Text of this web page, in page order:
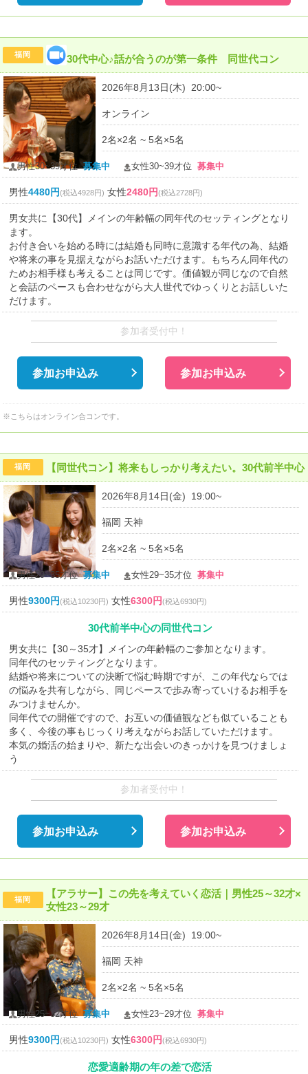
福岡 30代中心♪話が合うのが第一条件 同世代コン
2026年8月13日(木) 20:00~
オンライン
2名×2名 ~ 5名×5名
男性30~39才位募集中 女性30~39才位 募集中
男性4480円(税込4928円) 女性2480円(税込2728円)
男女共に【30代】メインの年齢幅の同年代のセッティングとなり
ます。
お付き合いを始める時には結婚も同時に意識する年代の為、結婚
や将来の事を見据えながらお話いただけます。もちろん同年代の
ためお相手様も考えることは同じです。価値観が同じなので自然
と会話のペースも合わせながら大人世代でゆっくりとお話しいた
だけます。
参加者受付中！
参加お申込み 参加お申込み
※こちらはオンライン合コンです。
福岡 【同世代コン】将来もしっかり考えたい。30代前半中心
2026年8月14日(金) 19:00~
福岡 天神
2名×2名 ~ 5名×5名
男性29~35才位募集中 女性29~35才位 募集中
男性9300円(税込10230円) 女性6300円(税込6930円)
30代前半中心の同世代コン
男女共に【30～35才】メインの年齢幅のご参加となります。
同年代のセッティングとなります。
結婚や将来についての決断で悩む時期ですが、この年代ならでは
の悩みを共有しながら、同じペースで歩み寄っていけるお相手を
みつけませんか。
同年代での開催ですので、お互いの価値観なども似ていることも
多く、今後の事もじっくり考えながらお話していただけます。
本気の婚活の始まりや、新たな出会いのきっかけを見つけましょ
う
参加者受付中！
参加お申込み 参加お申込み
福岡
【アラサー】この先を考えていく恋活｜男性25～32才×
女性23～29才
2026年8月14日(金) 19:00~
福岡 天神
2名×2名 ~ 5名×5名
男性25~32才位募集中 女性23~29才位 募集中
男性9300円(税込10230円) 女性6300円(税込6930円)
恋愛適齢期の年の差で恋活